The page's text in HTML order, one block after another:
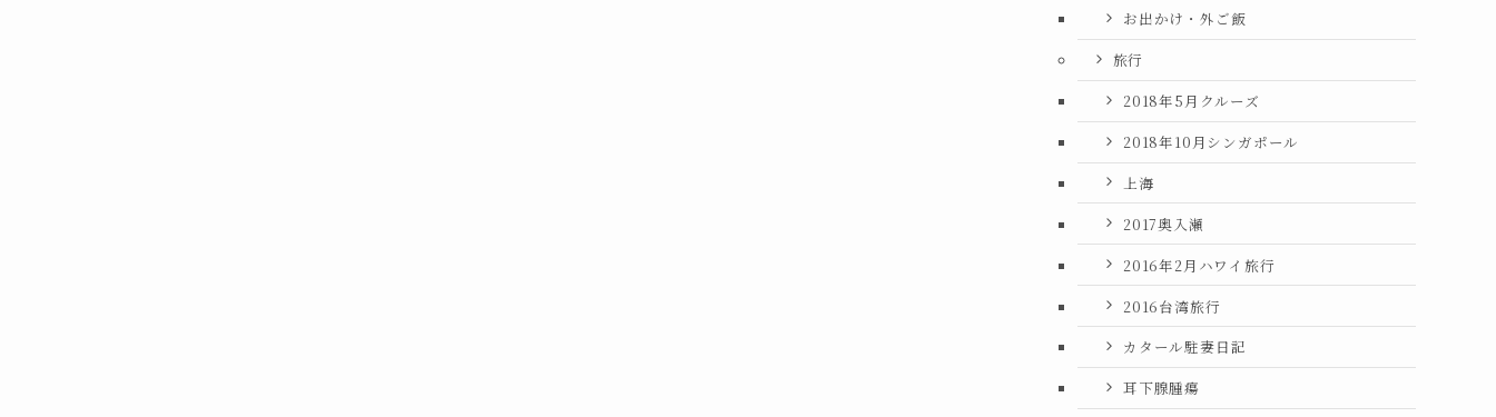
お出かけ・外ご飯
旅行
2018年5月クルーズ
2018年10月シンガポール
上海
2017奥入瀬
2016年2月ハワイ旅行
2016台湾旅行
カタール駐妻日記
耳下腺腫瘍